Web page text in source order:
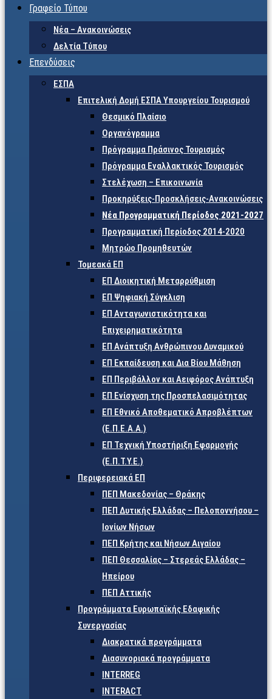
Γραφείο Τύπου
Νέα – Ανακοινώσεις
Δελτία Τύπου
Επενδύσεις
ΕΣΠΑ
Επιτελική Δομή ΕΣΠΑ Υπουργείου Τουρισμού
Θεσμικό Πλαίσιο
Οργανόγραμμα
Πρόγραμμα Πράσινος Τουρισμός
Πρόγραμμα Εναλλακτικός Τουρισμός
Στελέχωση – Επικοινωνία
Προκηρύξεις-Προσκλήσεις-Ανακοινώσεις
Νέα Προγραμματική Περίοδος 2021-2027
Προγραμματική Περίοδος 2014-2020
Μητρώο Προμηθευτών
Τομεακά ΕΠ
ΕΠ Διοικητική Μεταρρύθμιση
ΕΠ Ψηφιακή Σύγκλιση
ΕΠ Ανταγωνιστικότητα και
Επιχειρηματικότητα
ΕΠ Ανάπτυξη Ανθρώπινου Δυναμικού
ΕΠ Εκπαίδευση και Δια Βίου Μάθηση
ΕΠ Περιβάλλον και Αειφόρος Ανάπτυξη
ΕΠ Ενίσχυση της Προσπελασιμότητας
ΕΠ Εθνικό Αποθεματικό Απροβλέπτων
(Ε.Π.Ε.Α.Α.)
ΕΠ Τεχνική Υποστήριξη Εφαρμογής
(Ε.Π.Τ.Υ.Ε.)
Περιφερειακά ΕΠ
ΠΕΠ Μακεδονίας – Θράκης
ΠΕΠ Δυτικής Ελλάδας – Πελοποννήσου –
Ιονίων Νήσων
ΠΕΠ Κρήτης και Νήσων Αιγαίου
ΠΕΠ Θεσσαλίας – Στερεάς Ελλάδας –
Ηπείρου
ΠΕΠ Αττικής
Προγράμματα Ευρωπαϊκής Εδαφικής
Συνεργασίας
Διακρατικά προγράμματα
Διασυνοριακά προγράμματα
INTERREG
INTERACT